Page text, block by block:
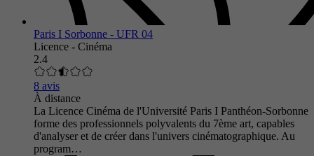
Paris I Sorbonne - UFR 04
Licence - Cinéma
2.4
8 avis
À distance
La Licence Cinéma de l'Université Paris I Panthéon-Sorbonne
forme des professionnels polyvalents du 7ème art, capables
d'analyser et de créer dans l'univers cinématographique. Au
program…